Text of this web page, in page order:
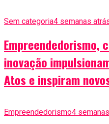
Sem categoria4 semanas
Empreendedorismo,
inovação
Atos e inspiram
Empreendedorismo4